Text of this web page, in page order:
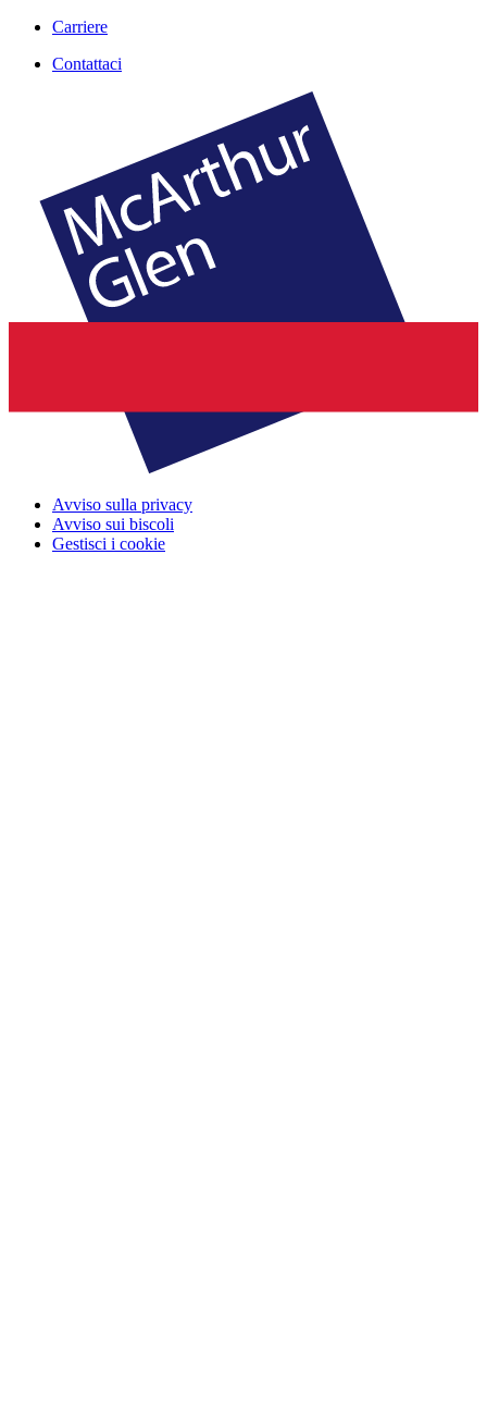
Carriere
Contattaci
Avviso sulla privacy
Avviso sui biscoli
Gestisci i cookie